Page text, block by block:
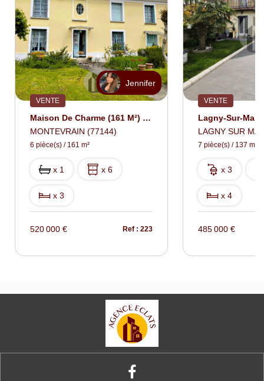
Jennifer
VENTE
Maison De Charme (161 M²) À MONTEVRAIN
MONTEVRAIN (77144)
6 pièce(s) / 161 m²
x 1 x 6
x 3
520 000 € Ref : 223
VENTE
LAGNY SUR
7 pièce(s) / 137 m²
x 3
x 4
485 000 €